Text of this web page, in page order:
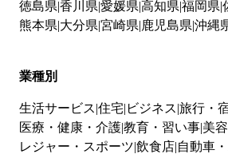
徳島県 香川県 愛媛県 高知県 福岡県
熊本県 大分県 宮崎県 鹿児島県 沖縄
業種別
生活サービス 住宅 ビジネス 旅行・
医療・健康・介護教育・習い事 美
レジャー・スポーツ 飲食店 自動車